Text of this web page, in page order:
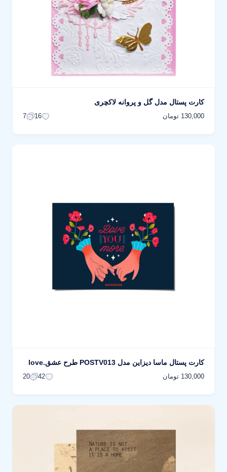
کارت پستال مدل گل و پروانه لاکچری
130,000 تومان 16
7
کارت پستال ماسا دیزاین مدل POSTV013 طرح عشق.love
130,000 تومان 42
20